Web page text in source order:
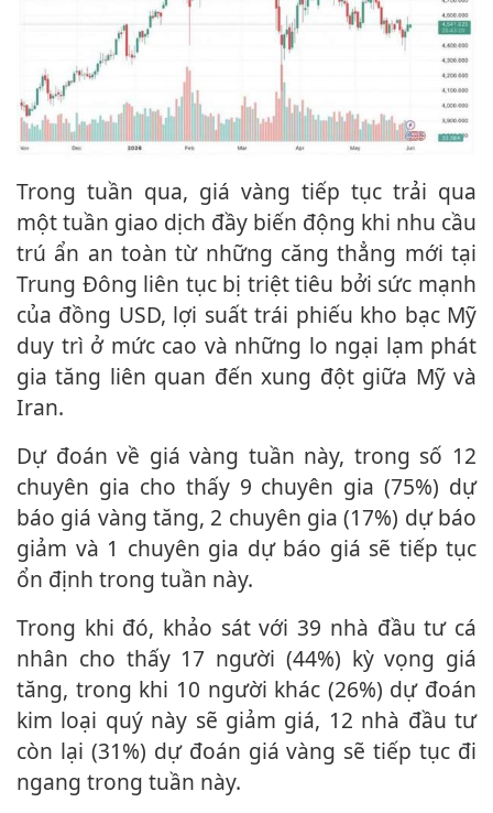
Trong tuần qua, giá vàng tiếp tục trải qua
một tuần giao dịch đầy biến động khi nhu cầu
trú ẩn an toàn từ những căng thẳng mới tại
Trung Đông liên tục bị triệt tiêu bởi sức mạnh
của đồng USD, lợi suất trái phiếu kho bạc Mỹ
duy trì ở mức cao và những lo ngại lạm phát
gia tăng liên quan đến xung đột giữa Mỹ và
Iran.
Dự đoán về giá vàng tuần này, trong số 12
chuyên gia cho thấy 9 chuyên gia (75%) dự
báo giá vàng tăng, 2 chuyên gia (17%) dự báo
giảm và 1 chuyên gia dự báo giá sẽ tiếp tục
ổn định trong tuần này.
Trong khi đó, khảo sát với 39 nhà đầu tư cá
nhân cho thấy 17 người (44%) kỳ vọng giá
tăng, trong khi 10 người khác (26%) dự đoán
kim loại quý này sẽ giảm giá, 12 nhà đầu tư
còn lại (31%) dự đoán giá vàng sẽ tiếp tục đi
ngang trong tuần này.